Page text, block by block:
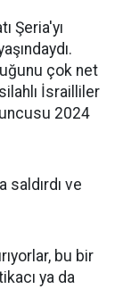
Şeria'yı
çok net
İsrailliler
2024
ve
bu bir
ya da